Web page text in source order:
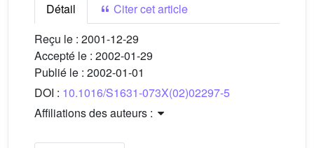
Détail
Citer cet article
Reçu le : 2001-12-29
Accepté le : 2002-01-29
Publié le : 2002-01-01
DOI : 10.1016/S1631-073X(02)02297-5
Affiliations des auteurs :